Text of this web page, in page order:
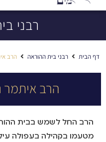
רבני
דף הבית רבני בית ההוראה הרב
הרב איתמר
הרב החל לשמש בבית
מטעמו בקהילה בעפולה